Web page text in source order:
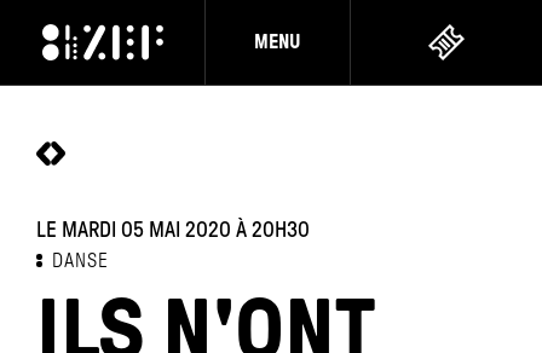
MENU
LE MARDI 05 MAI 2020 À 20H30
DANSE
ILS N'ONT